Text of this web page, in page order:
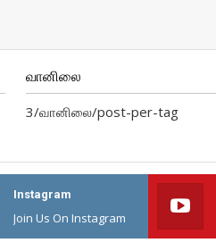
வானிலை
3/வானிலை/post-per-tag
Instagram
Join Us On Instagram